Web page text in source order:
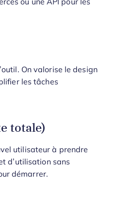
On valorise le design
les tâches
totale)
utilisateur à prendre
d’utilisation sans
démarrer.